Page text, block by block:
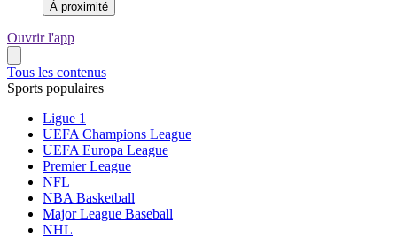
À proximité
Ouvrir l'app
Tous les contenus
Sports populaires
Ligue 1
UEFA Champions League
UEFA Europa League
Premier League
NFL
NBA Basketball
Major League Baseball
NHL